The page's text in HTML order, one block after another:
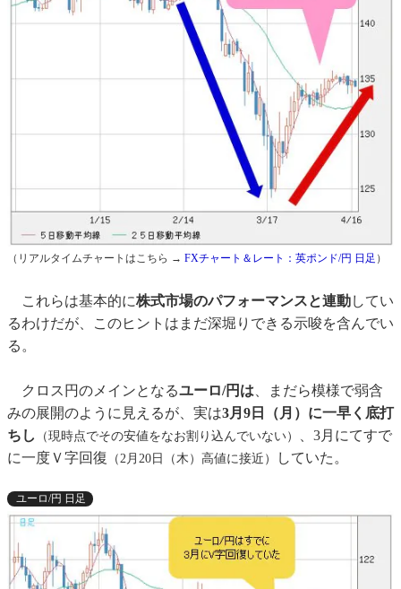
（リアルタイムチャートはこちら → FXチャート＆レート：英ポンド/円 日足 ）
これらは基本的に株式市場のパフォーマンスと連動してい
るわけだが、このヒントはまだ深堀りできる示唆を含んでい
る。
クロス円のメインとなるユーロ/円は 、まだら模様で弱含
みの展開のように見えるが、実は3月9日（月）に一早く底打
ちし
（現時点でその安値をなお割り込んでいない）
、3月にてすで
に一度Ｖ字回復 （2月20日（木）高値に接近） していた。
ユーロ/円 日足